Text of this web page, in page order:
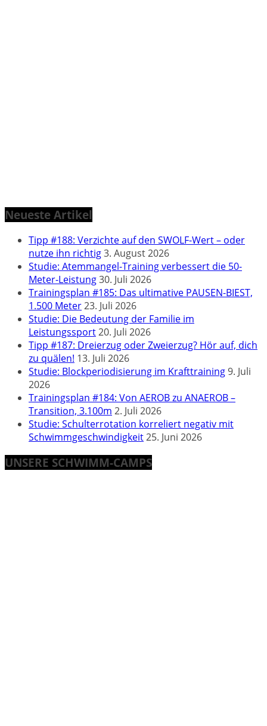
Neueste Artikel
Tipp #188: Verzichte auf den SWOLF-Wert – oder
nutze ihn richtig3. August 2026
Studie: Atemmangel-Training verbessert die 50-
Meter-Leistung30. Juli 2026
Trainingsplan #185: Das ultimative PAUSEN-BIEST,
1.500 Meter23. Juli 2026
Studie: Die Bedeutung der Familie im
Leistungssport20. Juli 2026
Tipp #187: Dreierzug oder Zweierzug? Hör auf, dich
zu quälen! 13. Juli 2026
Studie: Blockperiodisierung im Krafttraining9. Juli
2026
Trainingsplan #184: Von AEROB zu ANAEROB –
Transition, 3.100m 2. Juli 2026
Studie: Schulterrotation korreliert negativ mit
Schwimmgeschwindigkeit25. Juni 2026
UNSERE SCHWIMM-CAMPS